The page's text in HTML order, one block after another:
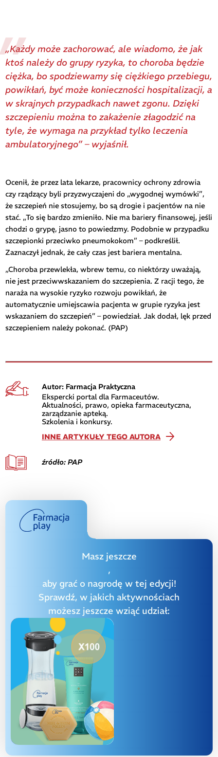
„Każdy może zachorować, ale wiadomo, że jak
ktoś należy do grupy ryzyka, to choroba będzie
ciężka, bo spodziewamy się ciężkiego przebiegu,
powikłań, być może konieczności hospitalizacji, a
w skrajnych przypadkach nawet zgonu. Dzięki
szczepieniu można to zakażenie złagodzić na
tyle, że wymaga na przykład tylko leczenia
ambulatoryjnego” – wyjaśnił.
Ocenił, że przez lata lekarze, pracownicy ochrony zdrowia
czy rządzący byli przyzwyczajeni do „wygodnej wymówki”,
że szczepień nie stosujemy, bo są drogie i pacjentów na nie
stać. „To się bardzo zmieniło. Nie ma bariery finansowej, jeśli
chodzi o grypę, jasno to powiedzmy. Podobnie w przypadku
szczepionki przeciwko pneumokokom” – podkreślił.
Zaznaczył jednak, że cały czas jest bariera mentalna.
„Choroba przewlekła, wbrew temu, co niektórzy uważają,
nie jest przeciwwskazaniem do szczepienia. Z racji tego, że
naraża na wysokie ryzyko rozwoju powikłań, że
automatycznie umiejscawia pacjenta w grupie ryzyka jest
wskazaniem do szczepień” – powiedział. Jak dodał, lęk przed
szczepieniem należy pokonać. (PAP)
Autor: Farmacja Praktyczna
Ekspercki portal dla Farmaceutów.
Aktualności, prawo, opieka farmaceutyczna,
zarządzanie apteką.
Szkolenia i konkursy.
INNE ARTYKUŁY TEGO AUTORA
źródło: PAP
Masz jeszcze
,
aby grać o nagrodę w tej edycji!
Sprawdź, w jakich aktywnościach
możesz jeszcze wziąć udział: